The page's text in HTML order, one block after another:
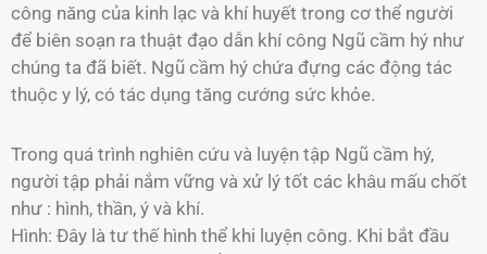
công năng của kinh lạc và khí huyết trong cơ thể người
để biên soạn ra thuật đạo dẫn khí công Ngũ cầm hý như
chúng ta đã biết. Ngũ cầm hý chứa đựng các động tác
thuộc y lý, có tác dụng tăng cướng sức khỏe.
Trong quá trình nghiên cứu và luyện tập Ngũ cầm hý,
người tập phải nắm vững và xử lý tốt các khâu mấu chốt
như : hình, thần, ý và khí.
Hình: Đây là tư thế hình thể khi luyện công. Khi bắt đầu